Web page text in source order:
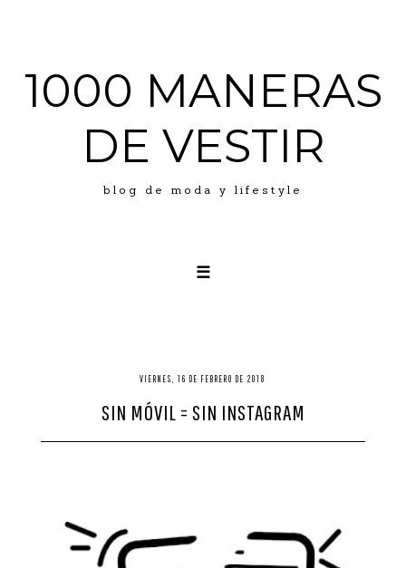
1000 MANERAS
DE VESTIR
blog de moda y lifestyle
☰
PRESS
CONTACTO
VIERNES, 16 DE FEBRERO DE 2018
SIN MÓVIL = SIN INSTAGRAM